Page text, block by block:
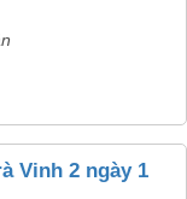
Vinh 2 ngày 1